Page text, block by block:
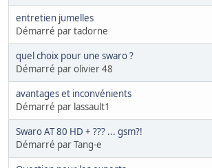
entretien jumelles
Démarré par tadorne
quel choix pour une swaro ?
Démarré par olivier 48
avantages et inconvénients
Démarré par lassault1
Swaro AT 80 HD + ??? ... gsm?!
Démarré par Tang-e